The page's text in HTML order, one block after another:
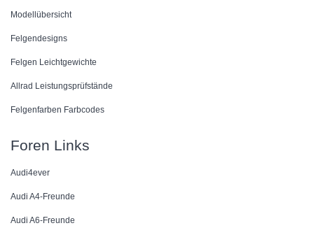
Modellübersicht
Felgendesigns
Felgen Leichtgewichte
Allrad Leistungsprüfstände
Felgenfarben Farbcodes
Foren Links
Audi4ever
Audi A4-Freunde
Audi A6-Freunde